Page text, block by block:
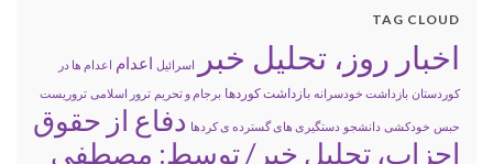
TAG CLOUD
اخبار روز، تحلیل خبر اسرائیل اعدام اعدام ها در
کوردستان بازداشت خودسرانه بازداشت کوردها برجام و تحریم ترور اسلامی تروریست
حبس خودکشی دانشجو دستگیری های گسترده ی کردها دفاع از حقوق
احزاب، تحلیل خبر/ توسط: مصطفی